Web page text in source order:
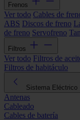
Frenos
Ver todo Cables de
ABS Discos de freno
de freno Servofreno
Filtros
Ver todo Filtros de
Filtros de habitáculo
Sistema Eléctrico
Antenas
Cableado
Cables de batería